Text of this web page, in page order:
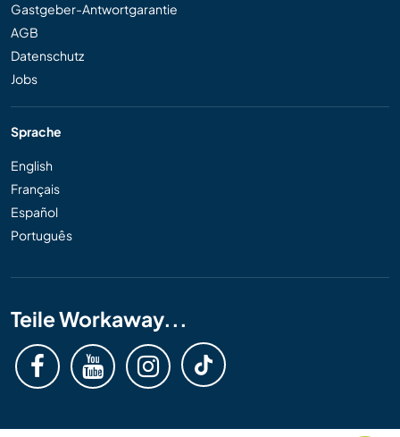
Gastgeber-Antwortgarantie
AGB
Datenschutz
Jobs
Sprache
English
Français
Español
Português
Teile Workaway...